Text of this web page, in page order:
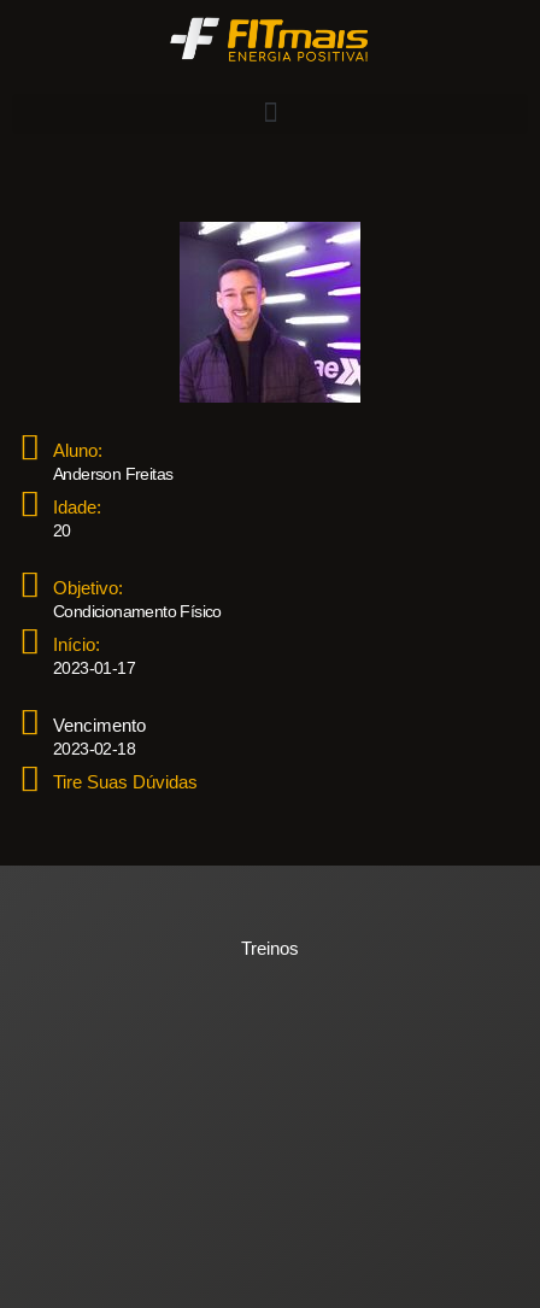
Aluno:
Anderson Freitas
Idade:
20
Objetivo:
Condicionamento Físico
Início:
2023-01-17
Vencimento
2023-02-18
Tire Suas Dúvidas
Treinos